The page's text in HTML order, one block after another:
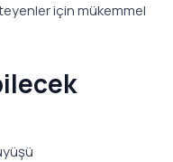
için mükemmel